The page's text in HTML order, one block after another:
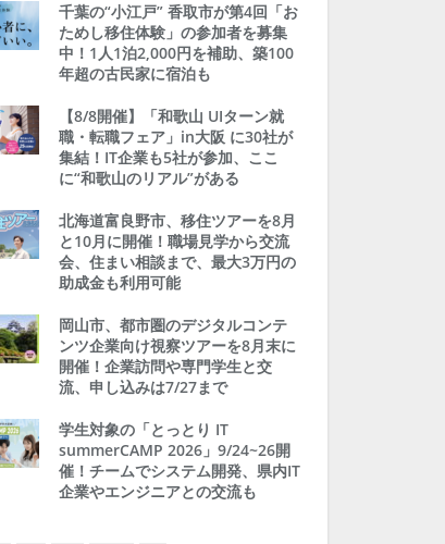
千葉の“小江戸” 香取市が第4回「お
ためし移住体験」の参加者を募集
中！1人1泊2,000円を補助、築100
年超の古民家に宿泊も
【8/8開催】「和歌山 UIターン就
職・転職フェア」in大阪 に30社が
集結！IT企業も5社が参加、ここ
に“和歌山のリアル”がある
北海道富良野市、移住ツアーを8月
と10月に開催！職場見学から交流
会、住まい相談まで、最大3万円の
助成金も利用可能
岡山市、都市圏のデジタルコンテ
ンツ企業向け視察ツアーを8月末に
開催！企業訪問や専門学生と交
流、申し込みは7/27まで
学生対象の「とっとり IT
summerCAMP 2026」9/24~26開
催！チームでシステム開発、県内IT
企業やエンジニアとの交流も